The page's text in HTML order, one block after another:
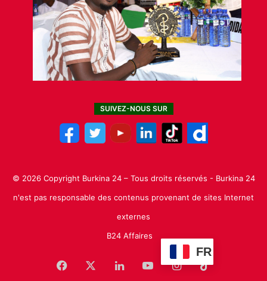
SUIVEZ-NOUS SUR
© 2026 Copyright Burkina 24 – Tous droits réservés - Burkina 24
n'est pas responsable des contenus provenant de sites Internet
externes
B24 Affaires
FR
Facebook LinkedinYouTubeInstagram
TikTok